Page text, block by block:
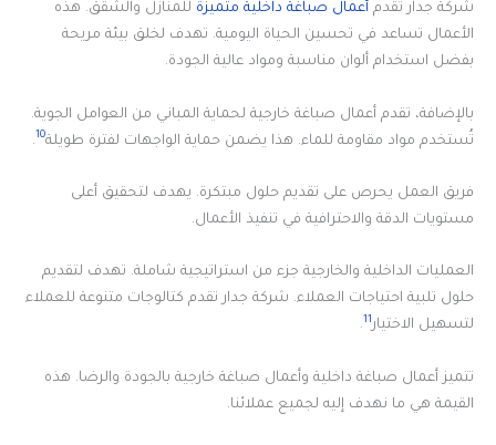
شركة جدار تقدم أعمال صباغة داخلية متميزة للمنازل والشقق. هذه
الأعمال تساعد في تحسين الحياة اليومية. تهدف لخلق بيئة مريحة
بفضل استخدام ألوان مناسبة ومواد عالية الجودة.
بالإضافة، تقدم أعمال صباغة خارجية لحماية المباني من العوامل الجوية.
تُستخدم مواد مقاومة للماء. هذا يضمن حماية الواجهات لفترة طويلة10
.
فريق العمل يحرص على تقديم حلول مبتكرة. يهدف لتحقيق أعلى
مستويات الدقة والاحترافية في تنفيذ الأعمال.
العمليات الداخلية والخارجية جزء من استراتيجية شاملة. تهدف لتقديم
حلول تلبية احتياجات العملاء. شركة جدار تقدم كتالوجات متنوعة للعملاء
لتسهيل الاختيار11
.
تتميز أعمال صباغة داخلية وأعمال صباغة خارجية بالجودة والرضا. هذه
القيمة هي ما نهدف إليه لجميع عملائنا.